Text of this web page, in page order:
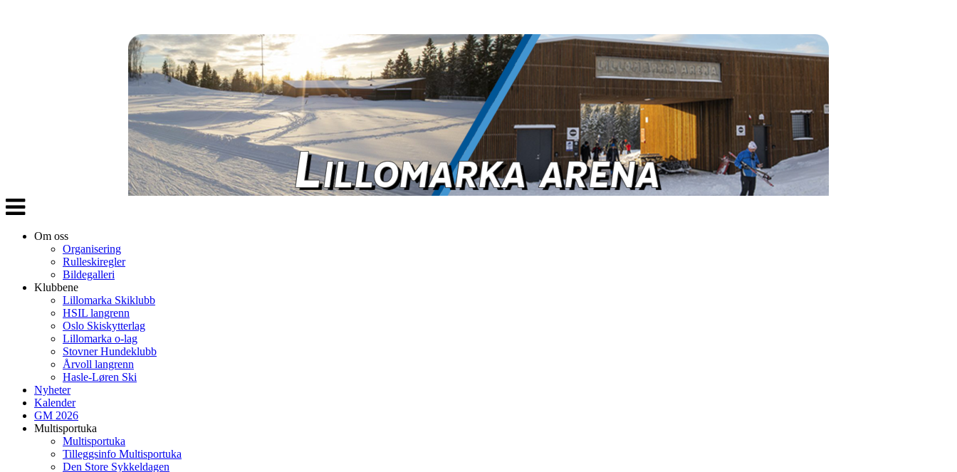
Veksle
navigasjon
Om oss
Organisering
Rulleskiregler
Bildegalleri
Klubbene
Lillomarka Skiklubb
HSIL langrenn
Oslo Skiskytterlag
Lillomarka o-lag
Stovner Hundeklubb
Årvoll langrenn
Hasle-Løren Ski
Nyheter
Kalender
GM 2026
Multisportuka
Multisportuka
Tilleggsinfo Multisportuka
Den Store Sykkeldagen